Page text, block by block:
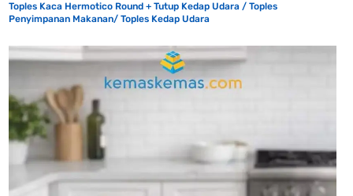
Toples Kaca Hermotico Round + Tutup Kedap Udara / Toples
Penyimpanan Makanan/ Toples Kedap Udara